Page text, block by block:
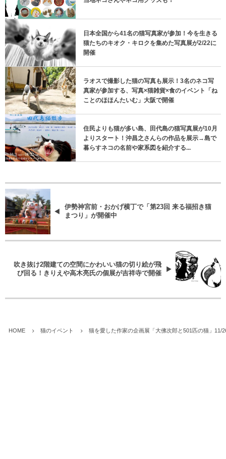
日本全国から41名の猫写真家が参加！今を生きる
猫たちのキオク・キロクを集めた写真展が2/22に
開催
ラオスで撮影した猫の写真も展示！3名のネコ写
真家が参加する、写真×猫雑貨×食のイベント「ね
ことのほほんたいむ」大阪で開催
住民よりも猫が多い島、田代島の猫写真展が10月
よりスタート！沖昌之さんらの作品を展示→島で
暮らすネコの名前や家系図を紹介する...
伊勢神宮前・おかげ横丁で「第23回 来る福招き猫
まつり」が開催中
吹き抜け2階建ての空間にかわいい猫の切り絵が飛
び回る！きりえや高木亮氏の個展が吉祥寺で開催
HOME 猫のイベント 猫を愛した作家の企画展「大佛次郎と501匹の猫」11/